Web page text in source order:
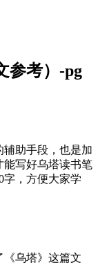
参考）-pg
助手段，也是加
能写好乌塔读书笔
字，方便大家学
《乌塔》这篇文